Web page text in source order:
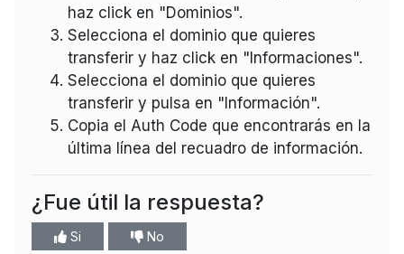
haz click en "Dominios".
Selecciona el dominio que quieres
transferir y haz click en "Informaciones".
Selecciona el dominio que quieres
transferir y pulsa en "Información".
Copia el Auth Code que encontrarás en la
última línea del recuadro de información.
¿Fue útil la respuesta?
Si No